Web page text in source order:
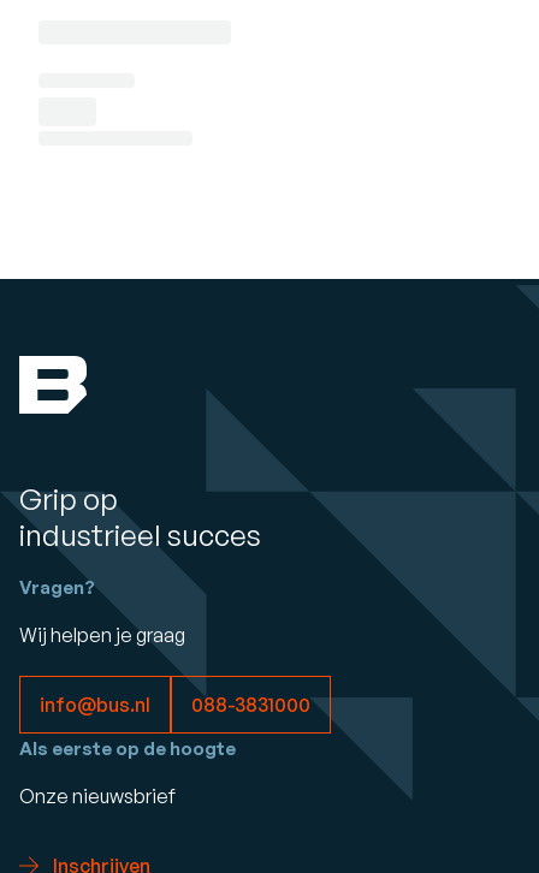
Grip op
industrieel succes
Vragen?
Wij helpen je graag
info@bus.nl 088-3831000
Als eerste op de hoogte
Onze nieuwsbrief
Inschrijven